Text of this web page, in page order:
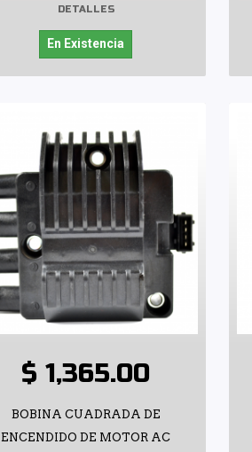
DETALLES
En Existencia
$ 1,365.00
BOBINA CUADRADA DE
ENCENDIDO DE MOTOR AC